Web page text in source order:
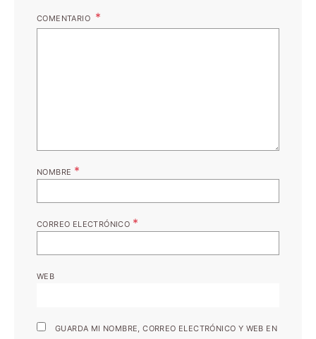
COMENTARIO
NOMBRE *
CORREO ELECTRÓNICO *
WEB
GUARDA MI NOMBRE, CORREO ELECTRÓNICO Y WEB EN